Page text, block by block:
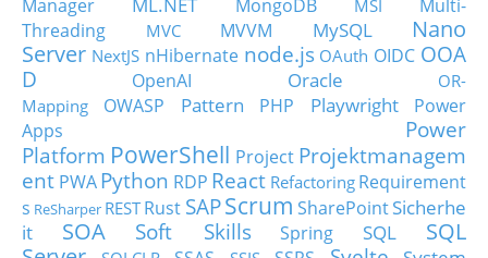
Manager
MongoDB MSI
Multi-
Threading
MVC MVVM MySQL
Nano
Server NextJS nHibernate node.js OAuth OIDC OOA
D
OpenAI Oracle
OR-
Mapping
OWASP Pattern PHP Playwright
Power
Apps
Power
Platform PowerShell Project Projektmanagem
ent PWA Python RDP React Refactoring Requirement
s ReSharper RESTRust SAPScrum SharePointSicherhe
it
SOA Soft Skills Spring SQL
SQL